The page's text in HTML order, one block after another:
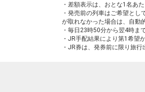
・差額表示は、おとな1名あた
・発売前の列車はご希望と
が取れなかった場合は、自動
・毎日23時50分から翌4時ま
・JR手配結果により第1希望
・JR券は、発券前に限り旅